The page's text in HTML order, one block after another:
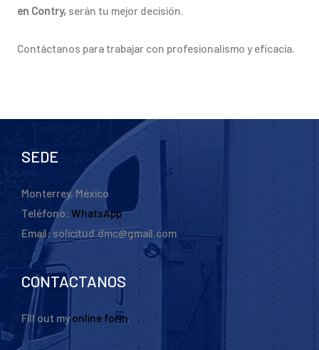
en Contry, serán tu mejor decisión.
Contáctanos para trabajar con profesionalismo y eficacia.
SEDE
Monterrey, México
Teléfono: WhatsApp
Email: solicitud.dmc@gmail.com
CONTACTANOS
Fill out my online form.